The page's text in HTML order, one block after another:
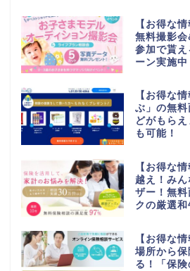
【お得な
無料撮影
参加で貰
ーン実施中
【お得な
ぶ」の無
どがもら
も可能！
【お得な
越え！み
ザー！無
クの厳選
【お得な
場所から保
る！「保険